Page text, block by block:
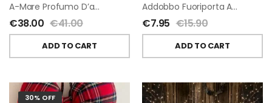
A-Mare Profumo D’ambiente Di Fiorirà Un Giardino
€38.00 €41.00
ADD TO CART
Addobbo Fuoriporta Alberello Velluto Rosso Con Fiocchetto Tartan
€7.95 €15.90
ADD TO CART
30% OFF